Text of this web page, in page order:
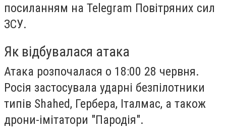
посиланням на Telegram Повітряних сил
ЗСУ.
Як відбувалася атака
Атака розпочалася о 18:00 28 червня.
Росія застосувала ударні безпілотники
типів Shahed, Гербера, Італмас, а також
дрони-імітатори "Пародія".